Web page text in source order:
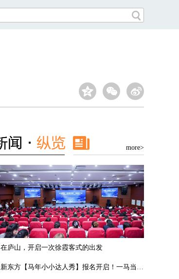
more>
在庐山，开启一次徐霞客式的出发
新东方【马年小小达人秀】报名开启！一马当先，勇敢SHOW自己